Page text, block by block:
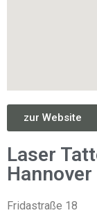
zur Website
Laser
Hannover
Fridastraße 18